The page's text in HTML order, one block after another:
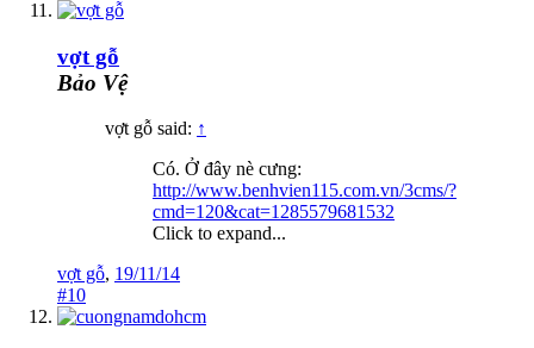
vợt gỗ
Bảo Vệ
vợt gỗ said: ↑
Có. Ở đây nè cưng:
http://www.benhvien115.com.vn/3cms/?
cmd=120&cat=1285579681532
Click to expand...
vợt gỗ, 19/11/14
#10